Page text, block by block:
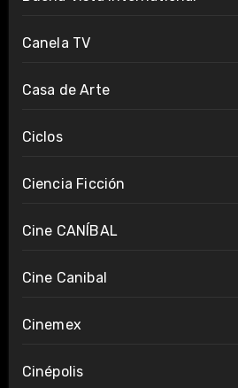
Canela TV
Casa de Arte
Ciclos
Ciencia Ficción
Cine CANÍBAL
Cine Canibal
Cinemex
Cinépolis